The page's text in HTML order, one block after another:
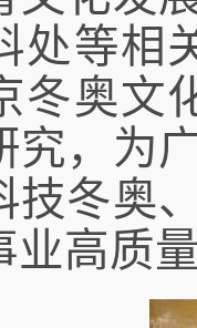
处等相
冬奥文
究，为
技冬奥
业高质